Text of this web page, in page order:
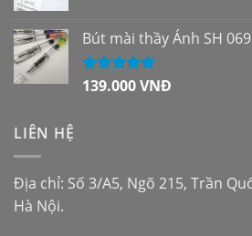
Bút mài thầy Ánh SH 069
Được xếp
139.000VNĐ
LIÊN HỆ
Địa chỉ: Số 3/A5, Ngõ 215, Trần
Hà Nội.